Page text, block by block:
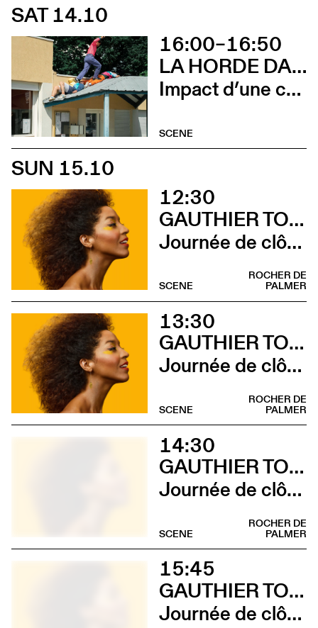
SAT 14.10
16:00–16:50
LA HORDE DANS LES PAVÉS
Impact d’une course x Stadium
SCENE
SUN 15.10
12:30
GAUTHIER TOUX TRIO / LOUIS JUCKER / YILIAN CAÑIZARES
Journée de clôture du FAB (Brunch)
ROCHER DE
PALMER
SCENE
13:30
GAUTHIER TOUX TRIO / LOUIS JUCKER / YILIAN CAÑIZARES
Journée de clôture du FAB (Sieste musicale)
ROCHER DE
PALMER
SCENE
14:30
GAUTHIER TOUX TRIO / LOUIS JUCKER / YILIAN CAÑIZARES
Journée de clôture du FAB (Gauthier Toux Trio)
ROCHER DE
PALMER
SCENE
15:45
GAUTHIER TOUX TRIO / LOUIS JUCKER / YILIAN CAÑIZARES
Journée de clôture du FAB (Louis Jucker)